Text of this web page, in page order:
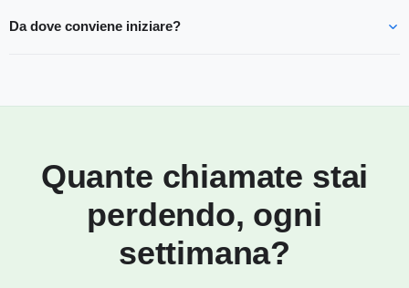
Da dove conviene iniziare?
Quante chiamate stai
perdendo, ogni
settimana?